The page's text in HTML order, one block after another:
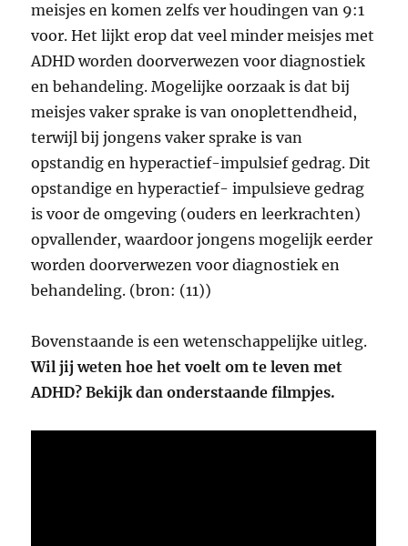
meisjes en komen zelfs ver houdingen van 9:1
voor. Het lijkt erop dat veel minder meisjes met
ADHD worden doorverwezen voor diagnostiek
en behandeling. Mogelijke oorzaak is dat bij
meisjes vaker sprake is van onoplettendheid,
terwijl bij jongens vaker sprake is van
opstandig en hyperactief-impulsief gedrag. Dit
opstandige en hyperactief- impulsieve gedrag
is voor de omgeving (ouders en leerkrachten)
opvallender, waardoor jongens mogelijk eerder
worden doorverwezen voor diagnostiek en
behandeling. (bron: (11))
Bovenstaande is een wetenschappelijke uitleg.
Wil jij weten hoe het voelt om te leven met
ADHD? Bekijk dan onderstaande filmpjes.